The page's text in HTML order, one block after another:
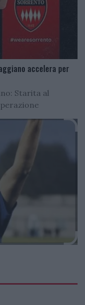
accelera per
Starita al